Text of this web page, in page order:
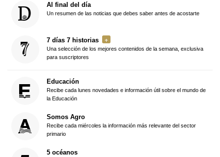
Al final del día
Un resumen de las noticias que debes saber antes de acostarte
7 días 7 historias
Una selección de los mejores contenidos de la semana, exclusiva
para suscriptores
Educación
Recibe cada lunes novedades e información útil sobre el mundo de
la Educación
Somos Agro
Recibe cada miércoles la información más relevante del sector
primario
5 océanos